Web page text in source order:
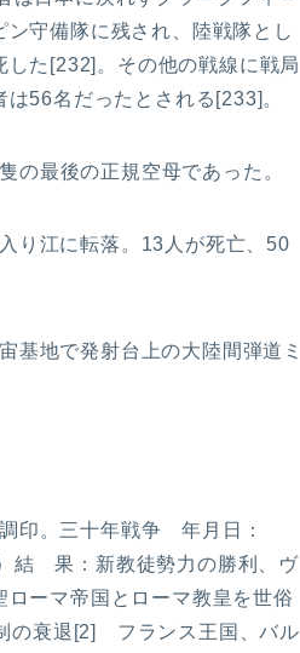
守備隊に残され、陸戦隊とし
た[232]。その他の戦線に戦局
56名だったとされる[233]。
の最後の正規空母であった。
り江に転落。13人が死亡、50
基地で発射台上の大陸間弾道ミ
調印。三十年戦争 年月日：
結 果：新教徒勢力の勝利、ヴ
ーマ帝国とローマ教皇を世俗
の衰退[2] フランス王国、バル